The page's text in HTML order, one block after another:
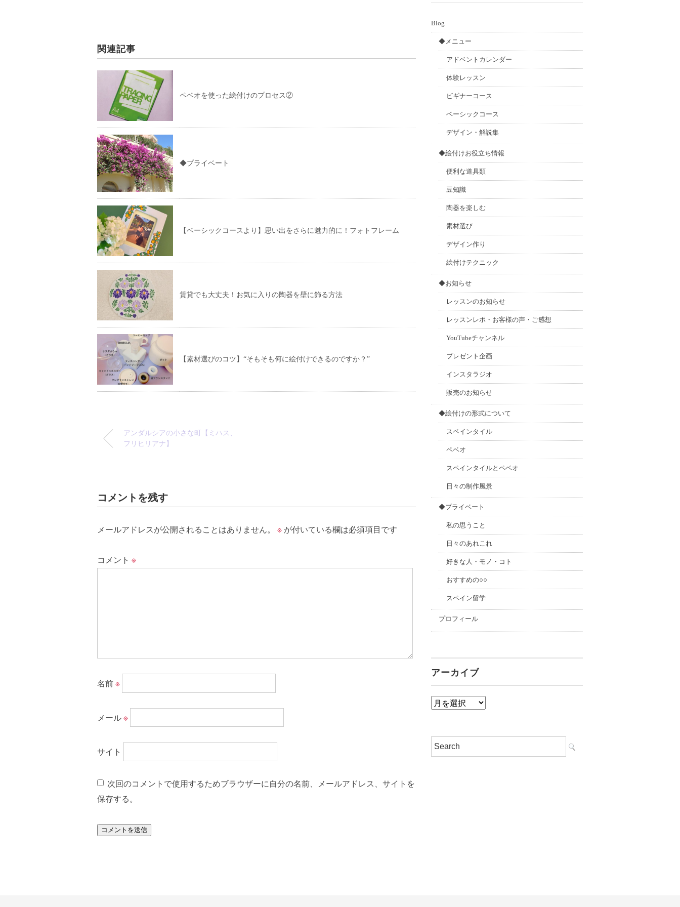
関連記事
ペベオを使った絵付けのプロセス②
◆プライベート
【ベーシックコースより】思い出をさらに魅力的に！フォトフレーム
賃貸でも大丈夫！お気に入りの陶器を壁に飾る方法
【素材選びのコツ】“そもそも何に絵付けできるのですか？”
アンダルシアの小さな町【ミハス、
フリヒリアナ】
コメントを残す
メールアドレスが公開されることはありません。 ※ が付いている欄は必須項目です
コメント ※
名前 ※
メール ※
サイト
次回のコメントで使用するためブラウザーに自分の名前、メールアドレス、サイトを
保存する。
Blog
◆メニュー
アドベントカレンダー
体験レッスン
ビギナーコース
ベーシックコース
デザイン・解説集
◆絵付けお役立ち情報
便利な道具類
豆知識
陶器を楽しむ
素材選び
デザイン作り
絵付けテクニック
◆お知らせ
レッスンのお知らせ
レッスンレポ・お客様の声・ご感想
YouTubeチャンネル
プレゼント企画
インスタラジオ
販売のお知らせ
◆絵付けの形式について
スペインタイル
ペベオ
スペインタイルとペベオ
日々の制作風景
◆プライベート
私の思うこと
日々のあれこれ
好きな人・モノ・コト
おすすめの○○
スペイン留学
プロフィール
アーカイブ
ア
イ